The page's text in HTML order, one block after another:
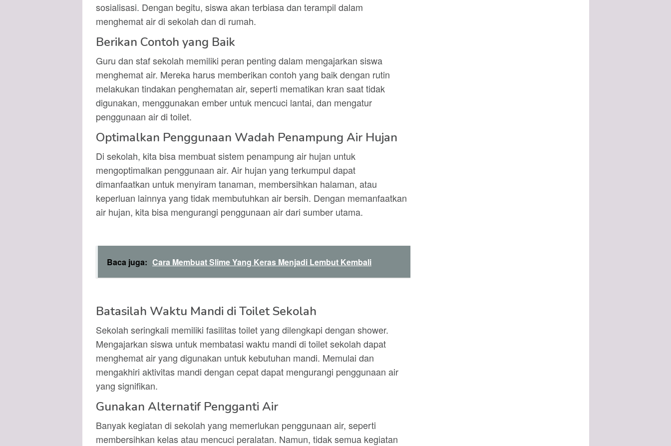
sosialisasi. Dengan begitu, siswa akan terbiasa dan terampil dalam
menghemat air di sekolah dan di rumah.
Berikan Contoh yang Baik
Guru dan staf sekolah memiliki peran penting dalam mengajarkan siswa
menghemat air. Mereka harus memberikan contoh yang baik dengan rutin
melakukan tindakan penghematan air, seperti mematikan kran saat tidak
digunakan, menggunakan ember untuk mencuci lantai, dan mengatur
penggunaan air di toilet.
Optimalkan Penggunaan Wadah Penampung Air Hujan
Di sekolah, kita bisa membuat sistem penampung air hujan untuk
mengoptimalkan penggunaan air. Air hujan yang terkumpul dapat
dimanfaatkan untuk menyiram tanaman, membersihkan halaman, atau
keperluan lainnya yang tidak membutuhkan air bersih. Dengan memanfaatkan
air hujan, kita bisa mengurangi penggunaan air dari sumber utama.
Baca juga: Cara Membuat Slime Yang Keras Menjadi Lembut Kembali
Batasilah Waktu Mandi di Toilet Sekolah
Sekolah seringkali memiliki fasilitas toilet yang dilengkapi dengan shower.
Mengajarkan siswa untuk membatasi waktu mandi di toilet sekolah dapat
menghemat air yang digunakan untuk kebutuhan mandi. Memulai dan
mengakhiri aktivitas mandi dengan cepat dapat mengurangi penggunaan air
yang signifikan.
Gunakan Alternatif Pengganti Air
Banyak kegiatan di sekolah yang memerlukan penggunaan air, seperti
membersihkan kelas atau mencuci peralatan. Namun, tidak semua kegiatan